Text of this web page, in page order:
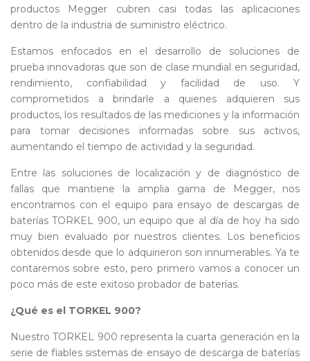
productos Megger cubren casi todas las aplicaciones
dentro de la industria de suministro eléctrico.
Estamos enfocados en el desarrollo de soluciones de
prueba innovadoras que son de clase mundial en seguridad,
rendimiento, confiabilidad y facilidad de uso. Y
comprometidos a brindarle a quienes adquieren sus
productos, los resultados de las mediciones y la información
para tomar decisiones informadas sobre sus activos,
aumentando el tiempo de actividad y la seguridad.
Entre las soluciones de localización y de diagnóstico de
fallas que mantiene la amplia gama de Megger, nos
encontramos con el equipo para ensayo de descargas de
baterías TORKEL 900, un equipo que al día de hoy ha sido
muy bien evaluado por nuestros clientes. Los beneficios
obtenidos desde que lo adquirieron son innumerables. Ya te
contaremos sobre esto, pero primero vamos a conocer un
poco más de este exitoso probador de baterías.
¿Qué es el TORKEL 900?
Nuestro TORKEL 900 representa la cuarta generación en la
serie de fiables sistemas de ensayo de descarga de baterías